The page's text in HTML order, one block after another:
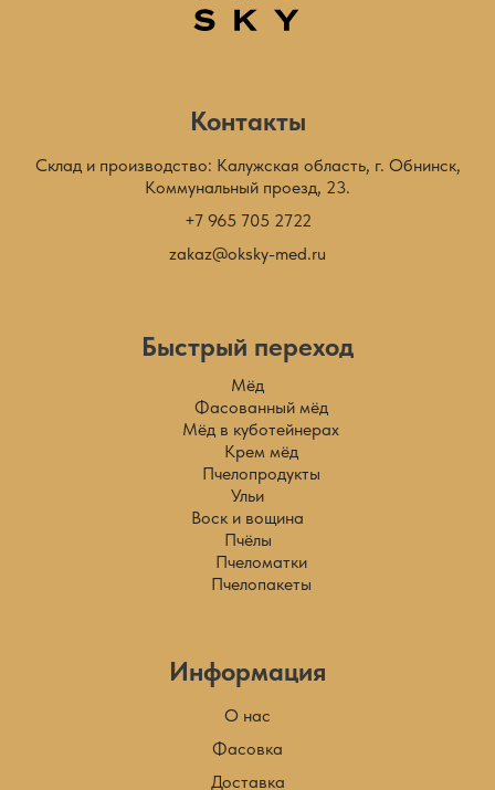
Контакты
Склад и производство: Калужская область, г. Обнинск,
Коммунальный проезд, 23.
+7 965 705 2722
zakaz@oksky-med.ru
Быстрый переход
Мёд
Фасованный мёд
Мёд в куботейнерах
Крем мёд
Пчелопродукты
Ульи
Воск и вощина
Пчёлы
Пчеломатки
Пчелопакеты
Информация
О нас
Фасовка
Доставка